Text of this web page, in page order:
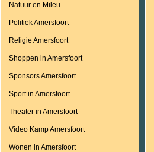
Natuur en Mileu
Politiek Amersfoort
Religie Amersfoort
Shoppen in Amersfoort
Sponsors Amersfoort
Sport in Amersfoort
Theater in Amersfoort
Video Kamp Amersfoort
Wonen in Amersfoort